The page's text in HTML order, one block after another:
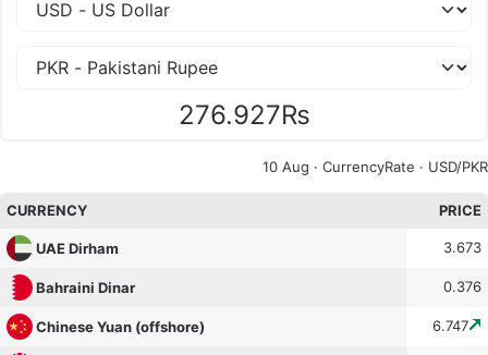
276.927₨
10 Aug · CurrencyRate · USD/PKR
CURRENCY PRICE
UAE Dirham 3.673
Bahraini Dinar 0.376
Chinese Yuan (offshore) 6.747